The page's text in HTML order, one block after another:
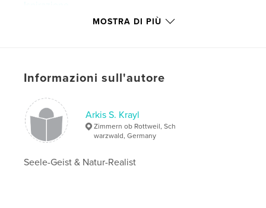
Formato del progetto:15×23 cm
Copertina rigida con sovraccoperta: 9781715170981
Copertina morbida: 9781715170998
Data di pubblicazione: lug 07, 2020
Lingua
German
MOSTRA DI PIÙ
Informazioni sull'autore
Arkis S. Krayl
Zimmern ob Rottweil, Sch
warzwald, Germany
Seele-Geist & Natur-Realist